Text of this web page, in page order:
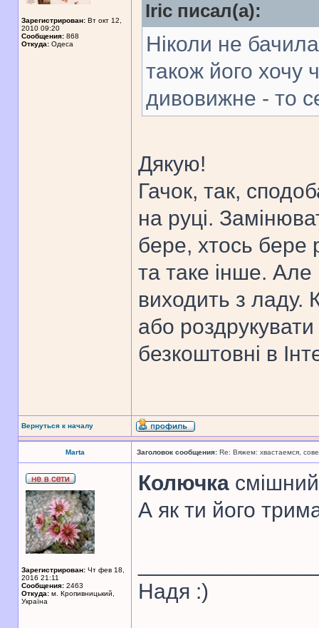
Зарегистрирован: Вт окт 12,
2010 09:20
Сообщения: 868
Откуда: Одеса
Iric писал(а):
Ніколи не
також його хочу
дивовижне - то
Дякую!
Гачок, так,
на руці.
бере, хтось бере
та таке інше.
виходить з ладу.
або
безкоштовні в
Вернуться к началу
Marta Заголовок сообщения: Re: Вяжем: хвастаемся,
Зарегистрирован: Чт фев 18,
2016 21:11
Сообщения: 2463
Откуда: м. Кропивницький,
Україна
Колючка
А як ти його
Надя :)